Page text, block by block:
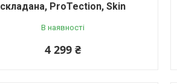
складана, ProTection, Skin
В наявності
4 299 ₴